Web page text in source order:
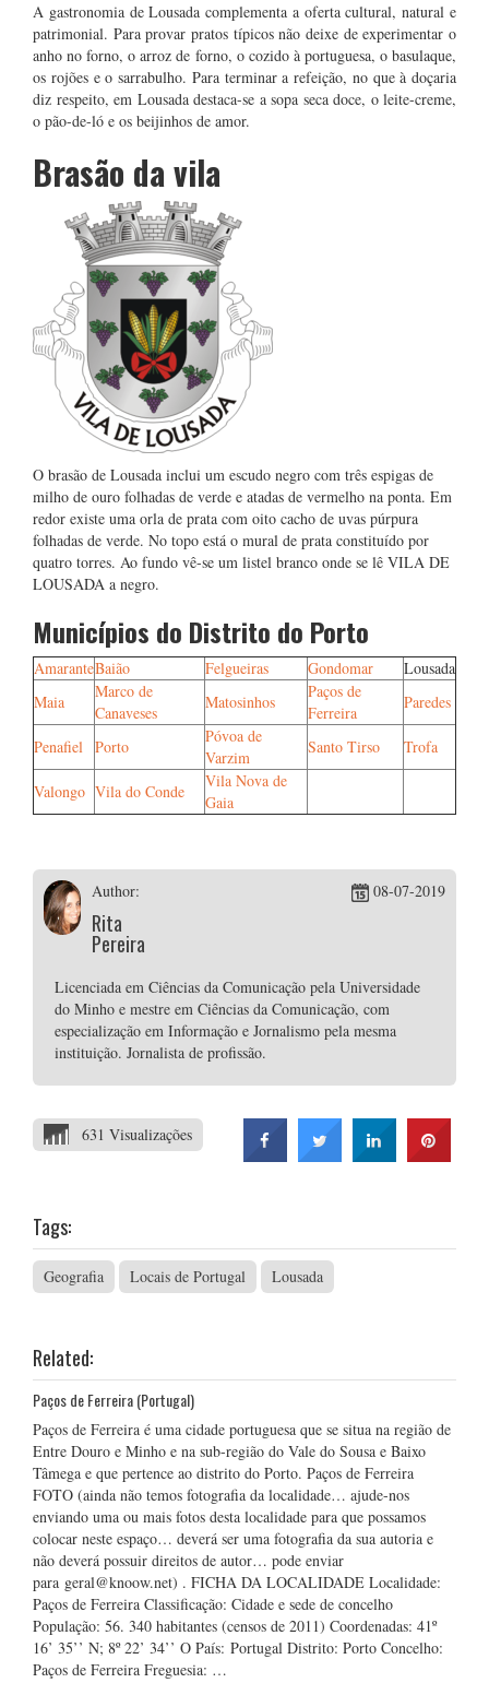
A gastronomia de Lousada complementa a oferta cultural, natural e
patrimonial. Para provar pratos típicos não deixe de experimentar o
anho no forno, o arroz de forno, o cozido à portuguesa, o basulaque,
os rojões e o sarrabulho. Para terminar a refeição, no que à doçaria
diz respeito, em Lousada destaca-se a sopa seca doce, o leite-creme,
o pão-de-ló e os beijinhos de amor.
Brasão da vila
O brasão de Lousada inclui um escudo negro com três espigas de
milho de ouro folhadas de verde e atadas de vermelho na ponta. Em
redor existe uma orla de prata com oito cacho de uvas púrpura
folhadas de verde. No topo está o mural de prata constituído por
quatro torres. Ao fundo vê-se um listel branco onde se lê VILA DE
LOUSADA a negro.
Municípios do Distrito do Porto
AmaranteBaião Felgueiras Gondomar
Lousada
Maia
Marco de
Canaveses
Matosinhos
Paços de
Ferreira
Paredes
Penafiel Porto
Póvoa de
Varzim
Santo Tirso Trofa
Valongo Vila do Conde
Vila Nova de
Gaia
Author:
Rita
Pereira
08-07-2019
Licenciada em Ciências da Comunicação pela Universidade
do Minho e mestre em Ciências da Comunicação, com
especialização em Informação e Jornalismo pela mesma
instituição. Jornalista de profissão.
631 Visualizações
Tags:
Geografia Locais de Portugal Lousada
Related:
Paços de Ferreira (Portugal)
Paços de Ferreira é uma cidade portuguesa que se situa na região de
Entre Douro e Minho e na sub-região do Vale do Sousa e Baixo
Tâmega e que pertence ao distrito do Porto. Paços de Ferreira
FOTO (ainda não temos fotografia da localidade… ajude-nos
enviando uma ou mais fotos desta localidade para que possamos
colocar neste espaço… deverá ser uma fotografia da sua autoria e
não deverá possuir direitos de autor… pode enviar
para geral@knoow.net) . FICHA DA LOCALIDADE Localidade:
Paços de Ferreira Classificação: Cidade e sede de concelho
População: 56. 340 habitantes (censos de 2011) Coordenadas: 41º
16’ 35’’ N; 8º 22’ 34’’ O País: Portugal Distrito: Porto Concelho:
Paços de Ferreira Freguesia: …